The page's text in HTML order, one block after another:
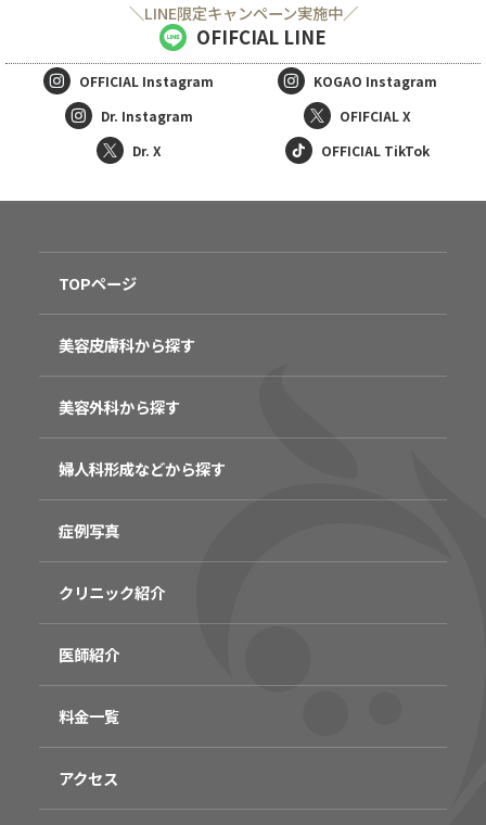
＼LINE限定キャンペーン実施中／
OFIFCIAL LINE
OFFICIAL Instagram KOGAO Instagram
Dr. Instagram
OFIFCIAL X
Dr. X
OFFICIAL TikTok
TOPページ
美容皮膚科から探す
美容外科から探す
婦人科形成などから探す
症例写真
クリニック紹介
医師紹介
料金一覧
アクセス